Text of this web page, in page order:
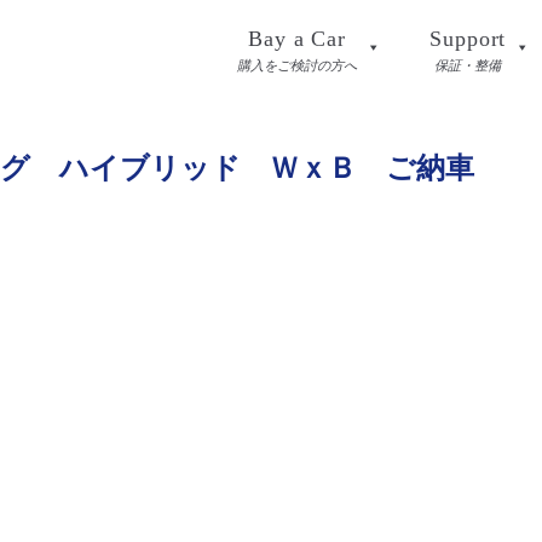
Bay a Car
購入をご検討の方へ
Support
保証・整備
グ ハイブリッド ＷｘＢ ご納車